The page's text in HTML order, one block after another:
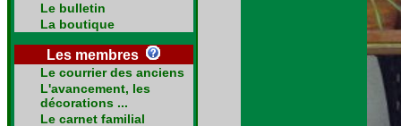
Le bulletin
La boutique
Les membres
Le courrier des anciens
L'avancement, les
décorations ...
Le carnet familial